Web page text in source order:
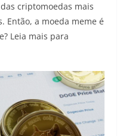
criptomoedas mais
Então, a moeda meme é
Leia mais para